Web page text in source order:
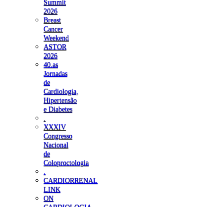
Summit
2026
Breast
Cancer
Weekend
ASTOR
2026
40.as
Jornadas
de
Cardiologia,
Hipertensão
e Diabetes
XXXIV
Congresso
Nacional
de
Coloproctologia
CARDIORRENAL
LINK
ON